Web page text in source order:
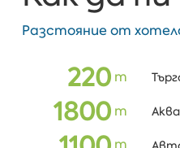
Разстояние от
220m
1800m